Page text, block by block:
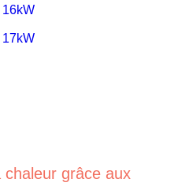
16kW
17kW
grâce aux